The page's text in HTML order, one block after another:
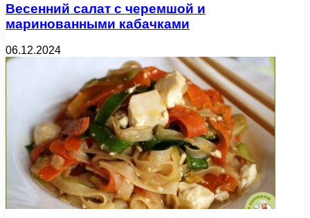
Весенний салат с черемшой и
маринованными кабачками
06.12.2024